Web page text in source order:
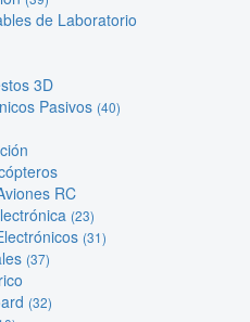
de Laboratorio
3D
Pasivos (40)
RC
(23)
(31)
(37)
(32)